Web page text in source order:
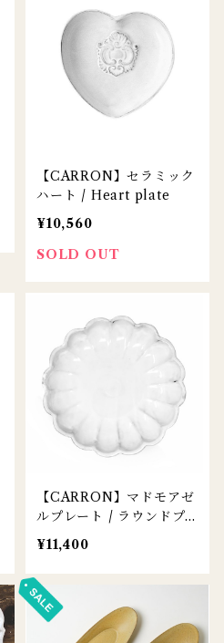
【CARRON】セラミック
ハート / Heart plate
¥10,560
SOLD OUT
【CARRON】マドモアゼ
ルプレート / ラウンドプ
ラッター
¥11,400